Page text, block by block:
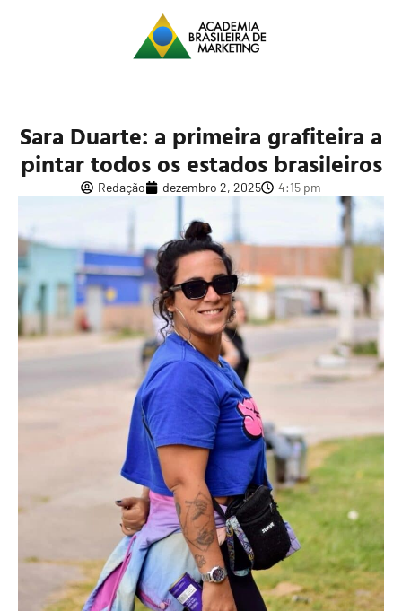
Sara Duarte: a primeira grafiteira a
pintar todos os estados brasileiros
Redação dezembro 2, 2025 4:15 pm